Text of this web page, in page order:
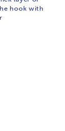
hook with